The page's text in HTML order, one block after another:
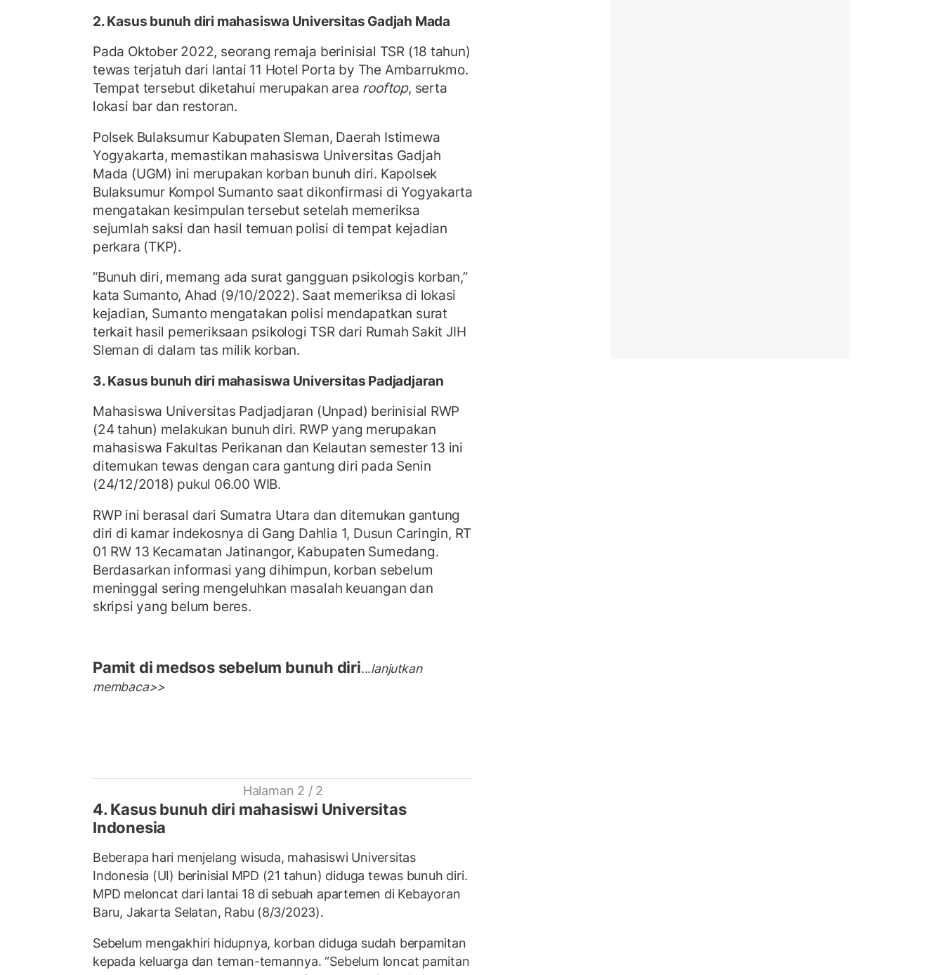
2. Kasus bunuh diri mahasiswa Universitas Gadjah Mada
Pada Oktober 2022, seorang remaja berinisial TSR (18 tahun)
tewas terjatuh dari lantai 11 Hotel Porta by The Ambarrukmo.
Tempat tersebut diketahui merupakan area rooftop, serta
lokasi bar dan restoran.
Polsek Bulaksumur Kabupaten Sleman, Daerah Istimewa
Yogyakarta, memastikan mahasiswa Universitas Gadjah
Mada (UGM) ini merupakan korban bunuh diri. Kapolsek
Bulaksumur Kompol Sumanto saat dikonfirmasi di Yogyakarta
mengatakan kesimpulan tersebut setelah memeriksa
sejumlah saksi dan hasil temuan polisi di tempat kejadian
perkara (TKP).
“Bunuh diri, memang ada surat gangguan psikologis korban,”
kata Sumanto, Ahad (9/10/2022). Saat memeriksa di lokasi
kejadian, Sumanto mengatakan polisi mendapatkan surat
terkait hasil pemeriksaan psikologi TSR dari Rumah Sakit JIH
Sleman di dalam tas milik korban.
3. Kasus bunuh diri mahasiswa Universitas Padjadjaran
Mahasiswa Universitas Padjadjaran (Unpad) berinisial RWP
(24 tahun) melakukan bunuh diri. RWP yang merupakan
mahasiswa Fakultas Perikanan dan Kelautan semester 13 ini
ditemukan tewas dengan cara gantung diri pada Senin
(24/12/2018) pukul 06.00 WIB.
RWP ini berasal dari Sumatra Utara dan ditemukan gantung
diri di kamar indekosnya di Gang Dahlia 1, Dusun Caringin, RT
01 RW 13 Kecamatan Jatinangor, Kabupaten Sumedang.
Berdasarkan informasi yang dihimpun, korban sebelum
meninggal sering mengeluhkan masalah keuangan dan
skripsi yang belum beres.
Pamit di medsos sebelum bunuh diri...lanjutkan
membaca>>
Halaman 2 / 2
4. Kasus bunuh diri mahasiswi Universitas
Indonesia
Beberapa hari menjelang wisuda, mahasiswi Universitas
Indonesia (UI) berinisial MPD (21 tahun) diduga tewas bunuh diri.
MPD meloncat dari lantai 18 di sebuah apartemen di Kebayoran
Baru, Jakarta Selatan, Rabu (8/3/2023).
Sebelum mengakhiri hidupnya, korban diduga sudah berpamitan
kepada keluarga dan teman-temannya. “Sebelum loncat pamitan